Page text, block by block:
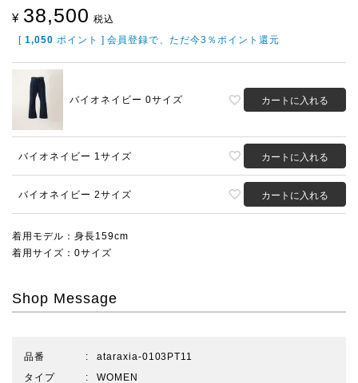
¥ 38,500 税込
[ 1,050 ポイント ] 会員登録で、ただ今3％ポイント還元
バイオネイビー 0サイズ カートに入れる
バイオネイビー 1サイズ カートに入れる
バイオネイビー 2サイズ カートに入れる
着用モデル：身長159cm
着用サイズ：0サイズ
Shop Message
品番
ataraxia-0103PT11
タイプ
WOMEN